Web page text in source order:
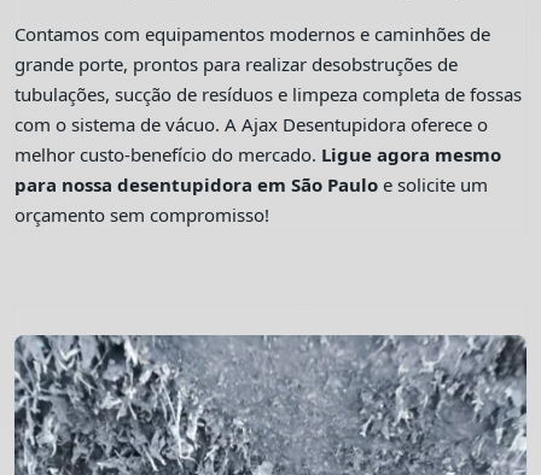
Contamos com equipamentos modernos e caminhões de
grande porte, prontos para realizar desobstruções de
tubulações, sucção de resíduos e limpeza completa de fossas
com o sistema de vácuo. A Ajax Desentupidora oferece o
melhor custo-benefício do mercado. Ligue agora mesmo
para nossa desentupidora em São Paulo e solicite um
orçamento sem compromisso!